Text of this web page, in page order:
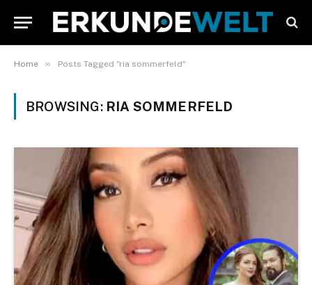
Home » Posts Tagged "ria sommerfeld"
BROWSING: RIA SOMMERFELD